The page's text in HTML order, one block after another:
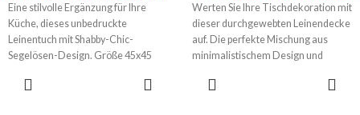
Eine stilvolle Ergänzung für Ihre
Küche, dieses unbedruckte
Leinentuch mit Shabby-Chic-
Segelösen-Design. Größe 45x45
Werten Sie Ihre Tischdekoration mit
dieser durchgewebten Leinendecke
auf. Die perfekte Mischung aus
minimalistischem Design und
Sie jeder Mahlzeit einen Hauch von